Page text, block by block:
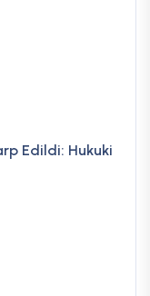
Edildi: Hukuki